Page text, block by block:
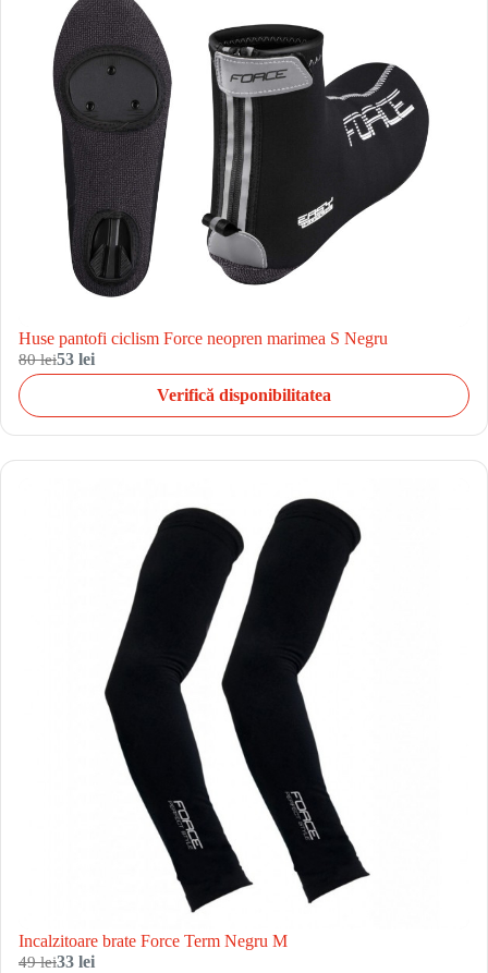
Huse pantofi ciclism Force neopren marimea S Negru
80 lei53 lei
Verifică disponibilitatea
Incalzitoare brate Force Term Negru M
49 lei33 lei